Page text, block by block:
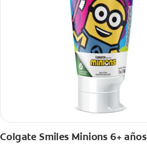
Colgate Smiles Minions 6+ años